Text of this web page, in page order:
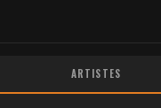
ARTISTES